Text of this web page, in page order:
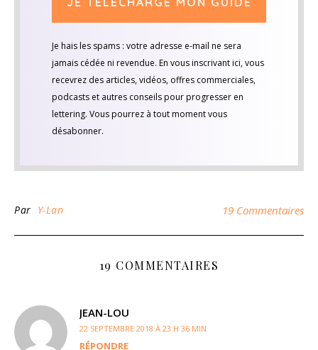
Je hais les spams : votre adresse e-mail ne sera
jamais cédée ni revendue. En vous inscrivant ici, vous
recevrez des articles, vidéos, offres commerciales,
podcasts et autres conseils pour progresser en
lettering. Vous pourrez à tout moment vous
désabonner.
Par Y-Lan 19 Commentaires
19 COMMENTAIRES
JEAN-LOU
22 SEPTEMBRE 2018 À 23 H 36 MIN
RÉPONDRE